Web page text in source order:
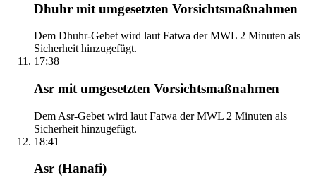
Dhuhr mit umgesetzten Vorsichtsmaßnahmen
Dem Dhuhr-Gebet wird laut Fatwa der MWL 2 Minuten als
Sicherheit hinzugefügt.
17:38
Asr mit umgesetzten Vorsichtsmaßnahmen
Dem Asr-Gebet wird laut Fatwa der MWL 2 Minuten als
Sicherheit hinzugefügt.
18:41
Asr (Hanafi)